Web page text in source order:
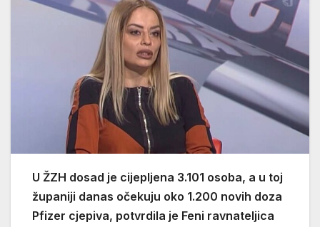
U ŽZH dosad je cijepljena 3.101 osoba, a u toj
županiji danas očekuju oko 1.200 novih doza
Pfizer cjepiva, potvrdila je Feni ravnateljica